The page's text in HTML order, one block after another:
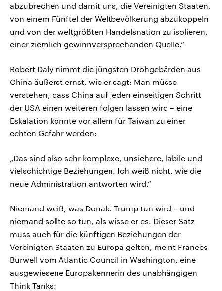
abzubrechen und damit uns, die Vereinigten Staaten,
von einem Fünftel der Weltbevölkerung abzukoppeln
und von der weltgrößten Handelsnation zu isolieren,
einer ziemlich gewinnversprechenden Quelle.“
Robert Daly nimmt die jüngsten Drohgebärden aus
China äußerst ernst, wie er sagt: Man müsse
verstehen, dass China auf jeden einseitigen Schritt
der USA einen weiteren folgen lassen wird – eine
Eskalation könnte vor allem für Taiwan zu einer
echten Gefahr werden:
„Das sind also sehr komplexe, unsichere, labile und
vielschichtige Beziehungen. Ich weiß nicht, wie die
neue Administration antworten wird.“
Niemand weiß, was Donald Trump tun wird – und
niemand sollte so tun, als wisse er es. Dieser Satz
muss auch für die künftigen Beziehungen der
Vereinigten Staaten zu Europa gelten, meint Frances
Burwell vom Atlantic Council in Washington, eine
ausgewiesene Europakennerin des unabhängigen
Think Tanks: